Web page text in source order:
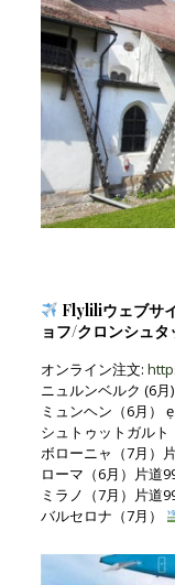
Flyliliウェブサ
ョフ/クロンシュ
オンライン注文:
ニュルンベルク (6月
ミュンヘン（6月）
シュトゥットガルト
ボローニャ（7月）
ローマ（6月）片道
ミラノ（7月）片道
バルセロナ（7月）